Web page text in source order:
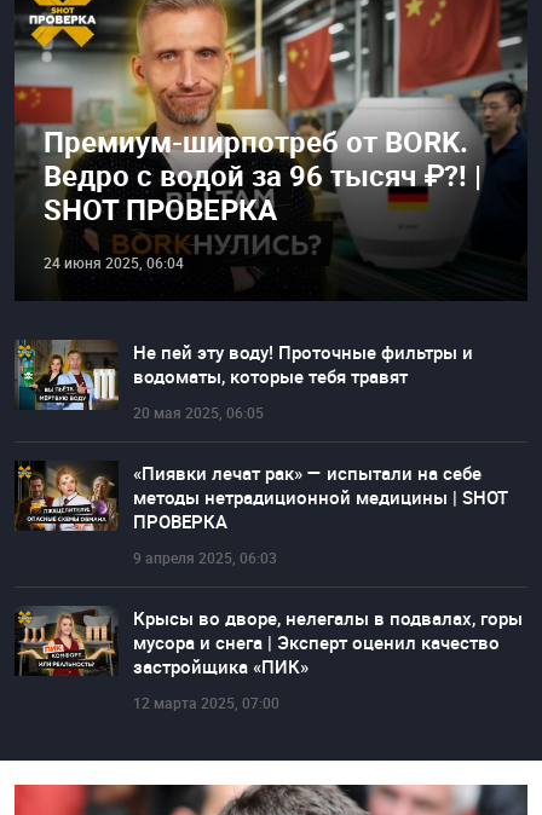
Премиум-ширпотреб от BORK.
Ведро с водой за 96 тысяч ₽?! |
SHOT ПРОВЕРКА
24 июня 2025, 06:04
Не пей эту воду! Проточные фильтры и
водоматы, которые тебя травят
20 мая 2025, 06:05
«Пиявки лечат рак» — испытали на себе
методы нетрадиционной медицины | SHOT
ПРОВЕРКА
9 апреля 2025, 06:03
Крысы во дворе, нелегалы в подвалах, горы
мусора и снега | Эксперт оценил качество
застройщика «ПИК»
12 марта 2025, 07:00